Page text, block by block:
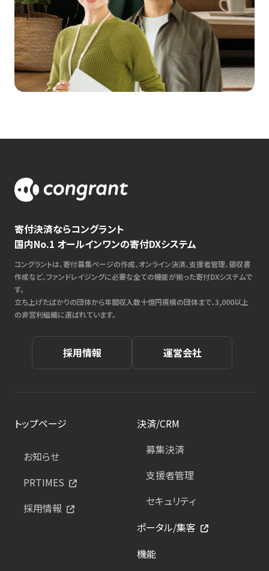
寄付決済ならコングラント
国内No.1 オールインワンの寄付DXシステム
コングラントは、寄付募集ページの作成、オンライン決済、支援者管理、領収書
作成など、ファンドレイジングに必要な全ての機能が揃った寄付DXシステムで
す。
立ち上げたばかりの団体から年間収入数十億円規模の団体まで、3,000以上
の非営利組織に選ばれています。
採用情報 運営会社
トップページ
お知らせ
PRTIMES
採用情報
決済/CRM
募集決済
支援者管理
セキュリティ
ポータル/集客
機能